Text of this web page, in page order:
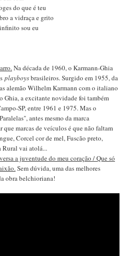
do que é teu
a vidraça e grito
sou eu
Na década de 1960, o Karmann-Ghia
playboysbrasileiros. Surgido em 1955, da
alemão Wilhelm Karmann com o italiano
Ghia, a excitante novidade foi também
SP, entre 1961 e 1975. Mas o
antes mesmo da marca
que marcas de veículos é que não faltam
Corcel cor de mel, Fuscão preto,
Rural vai atolá...
a juventude do meu coração / Que só
Sem dúvida, uma das melhores
obra belchioriana!